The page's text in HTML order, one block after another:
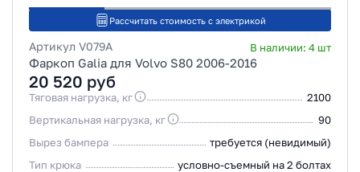
Рассчитать стоимость с электрикой
Артикул V079A В наличии: 4 шт
Фаркоп Galia для Volvo S80 2006-2016
20 520 руб
Тяговая нагрузка, кг
2100
Вертикальная нагрузка, кг
90
Вырез бампера
требуется (невидимый)
Тип крюка
условно-съемный на 2 болтах